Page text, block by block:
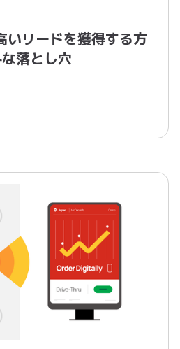
いリードを獲得する方
落とし穴